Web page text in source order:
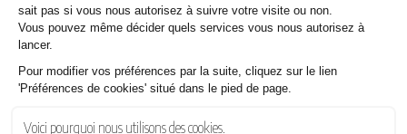
enrichissante : « J’ai adoré revoir mon film avec une autre
perspective. C’est un exercice qui m’a beaucoup plu. » Une
réaction qui témoigne de la richesse de cette collaboration
entre les deux écoles, où chacun a pu nourrir sa pratique au